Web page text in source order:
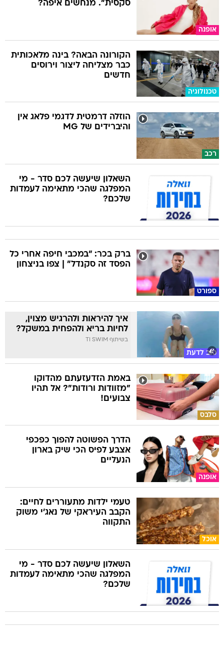
אופנה
סקסית". מנחשים איפה?
טכנולוגיה
הקורונה הבאה? בינה מלאכותית
כבר מצליחה ליצור וירוסים
חדשים
רכב
הוזלה דרמטית לדגמי פלאג אין
והיברידים של MG
השאלון שיעשה לכם סדר - מי
המפלגה שהכי מתאימה לעמדות
שלכם?
ספורט
ברק בכר: "במכבי חיפה אחרי כל
הפסד זה סקנדל" | צפו בניצחון
טוב לדעת
איך להיראות ולהרגיש מצוין,
לחיות בריא ולהפחית במשקל?
בשיתוף TI SWIM
סלבס
באמת הזדעזעתם מהדוקו
"מזוודות ורודות"? אל תהיו
צבועים!
אופנה
הדרך הפשוטה להפוך כפכפי
אצבע לפיס הכי שיק בארון
הנעליים
אוכל
טעמי ילדות מתעוררים לחיים:
הקבב העיראקי של נאג׳י משוק
התקווה
השאלון שיעשה לכם סדר - מי
המפלגה שהכי מתאימה לעמדות
שלכם?